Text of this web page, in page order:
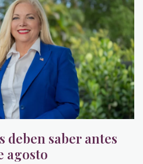
deben saber antes
agosto